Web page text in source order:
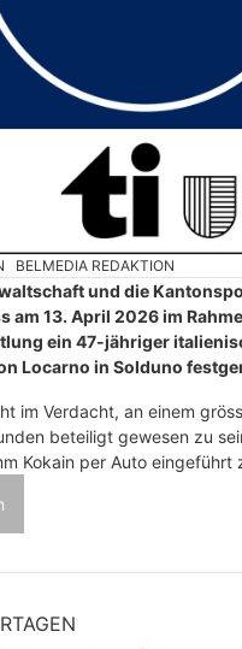
BELMEDIA REDAKTION
und die
am 13. April 2026 im
ein 47-jähriger
Locarno in Solduno
im Verdacht, an einem
beteiligt gewesen zu
Kokain per Auto eingeführt